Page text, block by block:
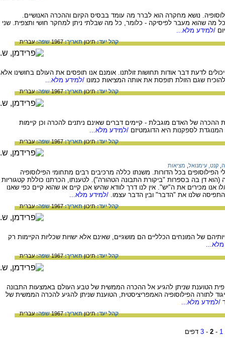
נושא מחקרה הוא לברר מה עומד בבסיס הקיום וההכרה האנושיים.
מה שהוא מעבר לפיסיקה - כלומר, כל מה שבלתי ניתן למחקר חושי ותצפית. שני
/למידע מלא...
קהל יעד:תיכוןתאריך:1967 שפה:עברית
לדעת דבר אודות תחושות זולתנו. אומנם אנו תופסים את העולם בחושינו אלא
שגם הזולת תופסת את אותה המציאות כמונו /למידע מלא...
קהל יעד:תיכוןתאריך:1967 שפה:עברית
ההכרה של האדם מוגבלת - קיימים דברים שאינם ניתנים להכרה וכן קיימות
לספקנות היא הדוגמטיזם /למידע מלא...
קהל יעד:תיכוןתאריך:1967 שפה:עברית
קנט, עימנואל מציאות
נחשב לאחד מגדולי הפילוסופים בכל הדורות. משנתו כללה מרכיבים רבים מתחומי הפילוסופיה
דן בה בספרות "ביקורת התבונה הטהורה"). לטענתו, הכרתנו כוללת קטגוריות
אנו מכירים את ה"יש". אין לנו דרך לוודא שהיש אכן קיים או שהוא קיים כפי שאנו
התפיסה שלנו את "הדבר" ובין הדבר עצמו.
/למידע מלא...
קהל יעד:תיכוןתאריך:1967 שפה:עברית
של המונחים הכלליים הם מושגיים, שאינם אלא ישויות שכליות הקיימות רק
קהל יעד:תיכוןתאריך:1967 שפה:עברית
הטוענת שניתן להגיע אל ההכרה הממשית של טבע העולם באמצעות התבונה
לתורה הפילוסופיה האמפריציסטית, הטוענת שניתן להגיע להכרה הממשית של
/למידע מלא...
קהל יעד:תיכוןתאריך:1967 שפה:עברית
1
-
2
-
3 דפים